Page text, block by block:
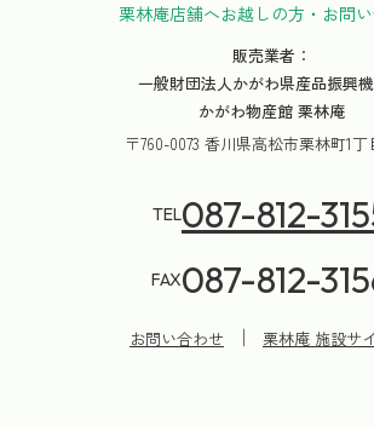
栗林庵店舗へお越しの方・お問
販売業者：
一般財団法人かがわ県産品振興
かがわ物産館 栗林庵
〒760-0073 香川県高松市栗林町1丁
TEL087-812-
FAX087-812-
お問い合わせ 栗林庵 施設サ